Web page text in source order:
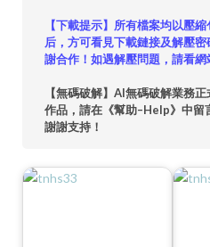
【下載提示】所有檔案均以壓
后，方可看見下載鏈接及解壓
謝合作！如遇解壓問題，請看網
【無碼破解】AI無碼破解業務
作品，請在《幫助–Help》中留
謝謝支持！